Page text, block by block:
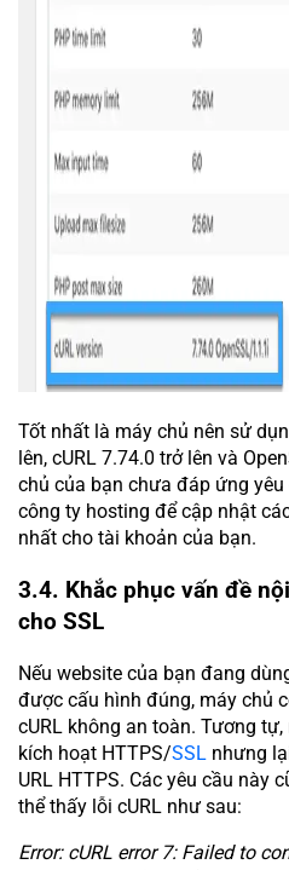
Tốt nhất là máy chủ nên sử
lên, cURL 7.74.0 trở lên và
chủ của bạn chưa đáp ứng yêu
công ty hosting để cập nhật
nhất cho tài khoản của bạn.
3.4. Khắc phục vấn đề
cho SSL
Nếu website của bạn đang
được cấu hình đúng, máy chủ
cURL không an toàn. Tương
kích hoạt HTTPS/SSL nhưng
URL HTTPS. Các yêu cầu này
thể thấy lỗi cURL như sau:
Error: cURL error 7: Failed to